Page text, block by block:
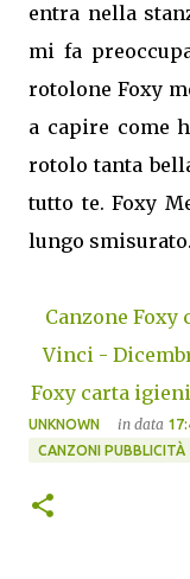
entra nella
mi fa
rotolone Foxy
a capire come
rotolo tanta
tutto te. Foxy
lungo smisurato.
Canzone Foxy
Vinci -
Foxy carta
UNKNOWN in data
CANZONI PUBBLICITÀ